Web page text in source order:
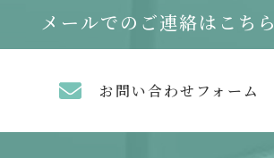
メールでのご連絡はこちら
お問い合わせフォーム